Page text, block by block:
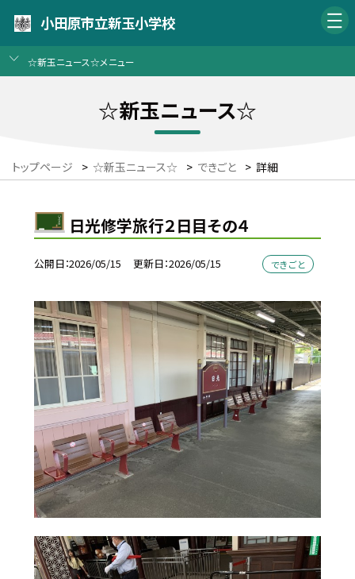
小田原市立新玉小学校
☆新玉ニュース☆メニュー
☆新玉ニュース☆
トップページ > ☆新玉ニュース☆ > できごと > 詳細
日光修学旅行２日目その４
公開日 2026/05/15 更新日 2026/05/15 できごと